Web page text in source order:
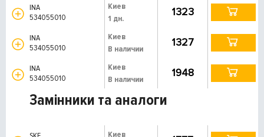
INA
534055010
Киев
1 дн.
1323
INA
534055010
Киев
В наличии
1327
INA
534055010
Киев
В наличии
1948
Замінники та аналоги
Киев